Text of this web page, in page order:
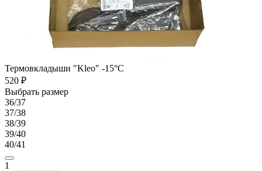
Термовкладыши "Kleo" -15°C
520 ₽
Выбрать размер
36/37
37/38
38/39
39/40
40/41
1